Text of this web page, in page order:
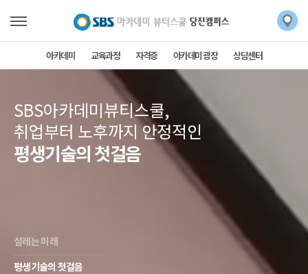
아카데미 교육과정 자격증 아카데미 광장 상담센터
SBS아카데미뷰티스쿨,
취업부터 노후까지 안정적인
평생기술의 첫걸음
설레는 미래
평생기술의 첫걸음